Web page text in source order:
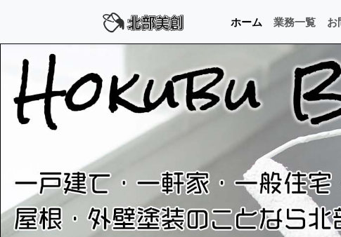
ホーム 業務一覧 お